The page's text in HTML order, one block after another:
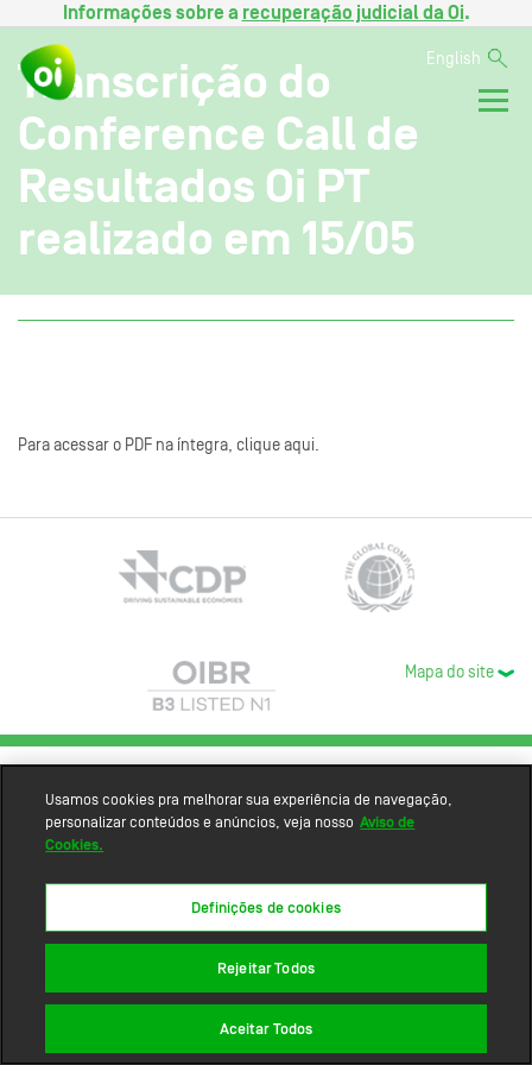
Informações sobre a recuperação judicial da Oi.
English
Transcrição do
Conference Call de
Resultados Oi PT
realizado em 15/05
Para acessar o PDF na íntegra, clique aqui.
Mapa do site
Usamos cookies pra melhorar sua experiência de navegação,
personalizar conteúdos e anúncios, veja nosso Aviso de
Cookies.
Definições de cookies
Rejeitar Todos
Aceitar Todos